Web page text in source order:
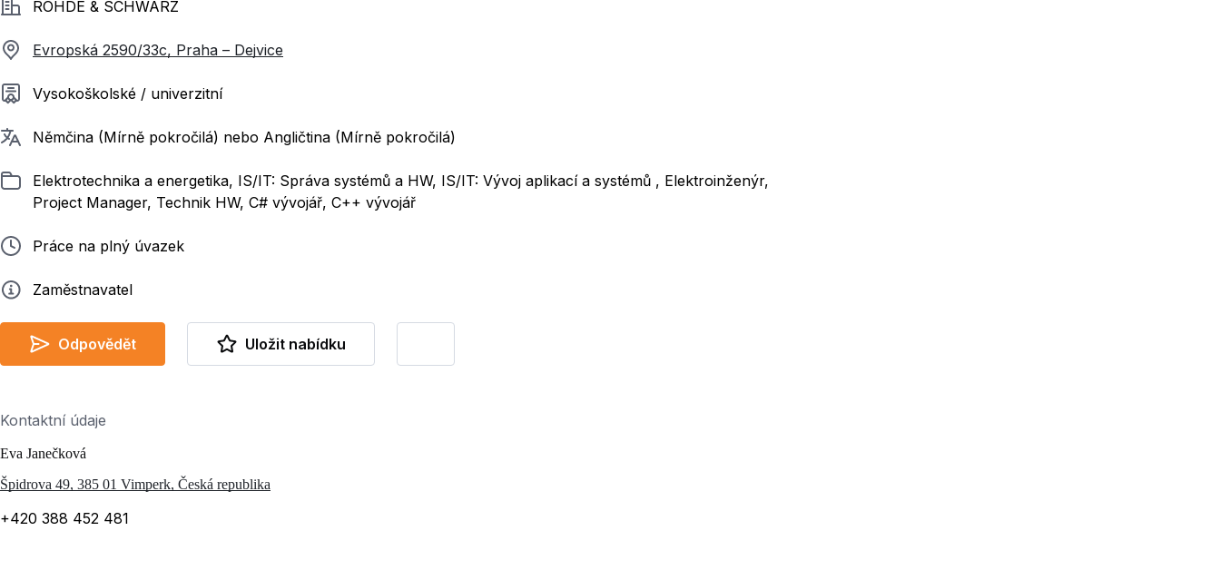
ROHDE & SCHWARZ
Evropská 2590/33c, Praha – Dejvice
Požadované vzdělání
Vysokoškolské / univerzitní
Požadované jazyky
Němčina (Mírně pokročilá) nebo Angličtina (Mírně pokročilá)
ZařazenoElektrotechnika a energetika, IS/IT: Správa systémů a HW, IS/IT: Vývoj aplikací a systémů , Elektroinženýr,
Project Manager, Technik HW, C# vývojář, C++ vývojář
Typ pracovního poměru
Práce na plný úvazek
ZadavatelZaměstnavatel
Odpovědět Uložit nabídku
Kontaktní údaje
Eva Janečková
Špidrova 49, 385 01 Vimperk, Česká republika
+420 388 452 481